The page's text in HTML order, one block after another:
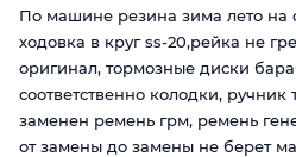
По машине резина зима лето на
ходовка в круг ss-20,рейка не
оригинал, тормозные диски
соответственно колодки,
заменен ремень грм, ремень
от замены до замены не берет